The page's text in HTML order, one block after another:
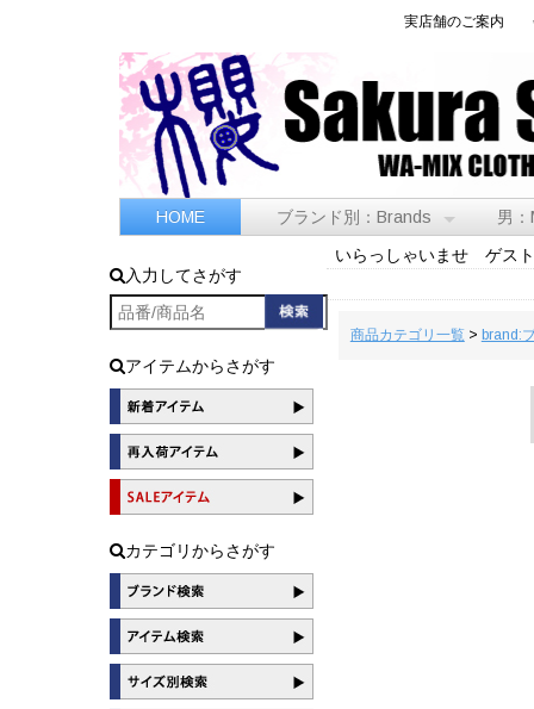
実店舗のご案内
HOME ブランド別：Brands 男
入力してさがす
アイテムからさがす
カテゴリからさがす
いらっしゃいませ ゲス
商品カテゴリ一覧> brand: